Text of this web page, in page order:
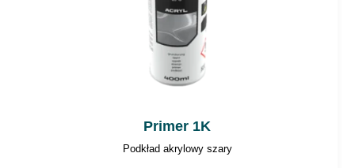
Primer 1K
Podkład akrylowy szary